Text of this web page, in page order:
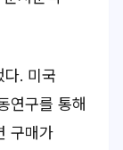
다. 미국
연구를 통해
구매가